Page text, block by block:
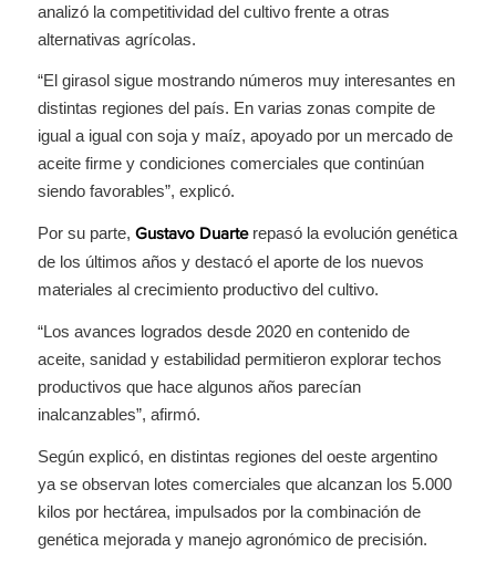
analizó la competitividad del cultivo frente a otras
alternativas agrícolas.
“El girasol sigue mostrando números muy interesantes en
distintas regiones del país. En varias zonas compite de
igual a igual con soja y maíz, apoyado por un mercado de
aceite firme y condiciones comerciales que continúan
siendo favorables”, explicó.
Por su parte, Gustavo Duarterepasó la evolución genética
de los últimos años y destacó el aporte de los nuevos
materiales al crecimiento productivo del cultivo.
“Los avances logrados desde 2020 en contenido de
aceite, sanidad y estabilidad permitieron explorar techos
productivos que hace algunos años parecían
inalcanzables”, afirmó.
Según explicó, en distintas regiones del oeste argentino
ya se observan lotes comerciales que alcanzan los 5.000
kilos por hectárea, impulsados por la combinación de
genética mejorada y manejo agronómico de precisión.